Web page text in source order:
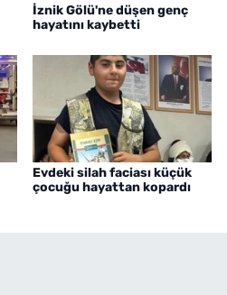
İznik Gölü'ne düşen genç
hayatını kaybetti
Evdeki silah faciası küçük
çocuğu hayattan kopardı